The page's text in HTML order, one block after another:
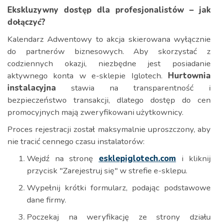
Ekskluzywny dostęp dla profesjonalistów – jak
dołączyć?
Kalendarz Adwentowy to akcja skierowana wyłącznie
do partnerów biznesowych. Aby skorzystać z
codziennych okazji, niezbędne jest posiadanie
aktywnego konta w e-sklepie Iglotech. Hurtownia
instalacyjna stawia na transparentność i
bezpieczeństwo transakcji, dlatego dostęp do cen
promocyjnych mają zweryfikowani użytkownicy.
Proces rejestracji został maksymalnie uproszczony, aby
nie tracić cennego czasu instalatorów:
Wejdź na stronę esklepiglotech.com i kliknij
przycisk "Zarejestruj się" w strefie e-sklepu.
Wypełnij krótki formularz, podając podstawowe
dane firmy.
Poczekaj na weryfikację ze strony działu